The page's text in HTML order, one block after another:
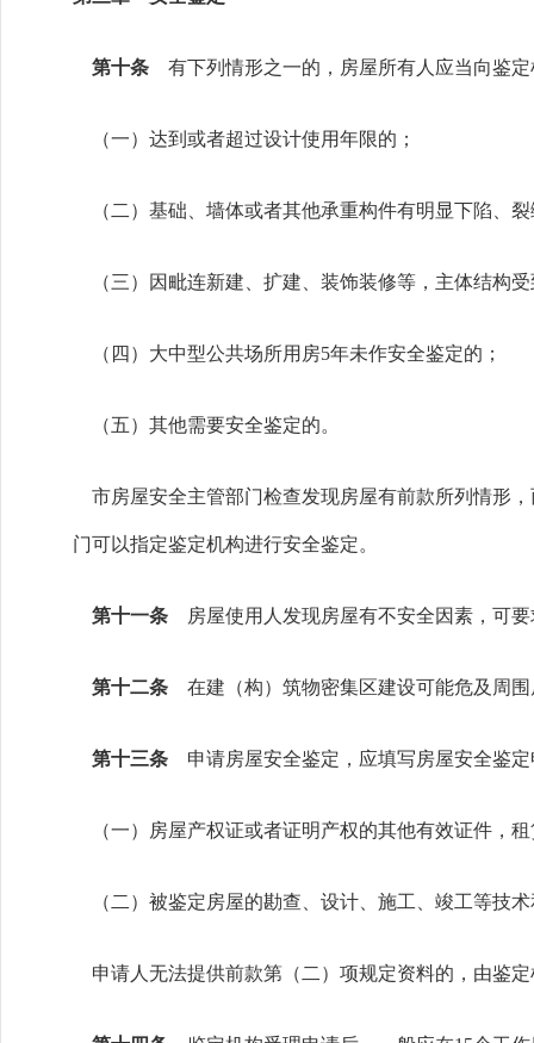
第十条 有下列情形之一的，房屋所有人应当向鉴
（一）达到或者超过设计使用年限的；
（二）基础、墙体或者其他承重构件有明显下陷、
（三）因毗连新建、扩建、装饰装修等，主体结构
（四）大中型公共场所用房5年未作安全鉴定的；
（五）其他需要安全鉴定的。
市房屋安全主管部门检查发现房屋有前款所列情形
门可以指定鉴定机构进行安全鉴定。
第十一条 房屋使用人发现房屋有不安全因素，可
第十二条 在建（构）筑物密集区建设可能危及周
第十三条 申请房屋安全鉴定，应填写房屋安全鉴
（一）房屋产权证或者证明产权的其他有效证件，
（二）被鉴定房屋的勘查、设计、施工、竣工等技
申请人无法提供前款第（二）项规定资料的，由鉴